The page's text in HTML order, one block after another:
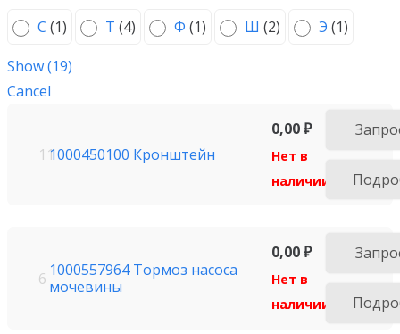
С (1) Т (4) Ф (1) Ш (2) Э (1)
Show(19)
Cancel
111000450100 Кронштейн
0,00₽
Нет в
наличии
6 1000557964 Тормоз насоса
мочевины
0,00₽
Нет в
наличии